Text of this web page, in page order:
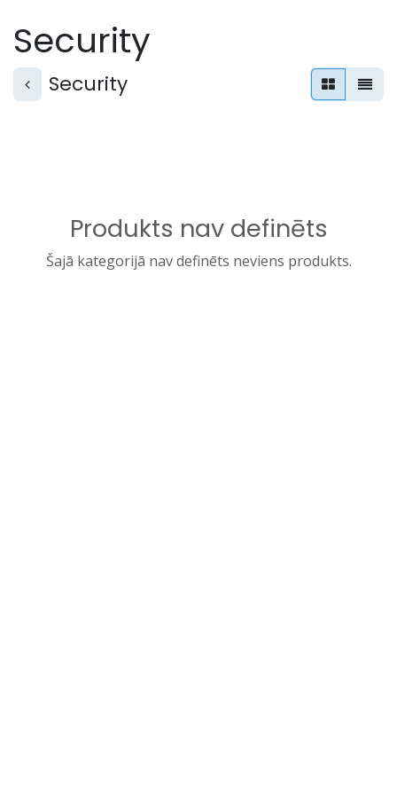
Security
Security
Produkts nav definēts
Šajā kategorijā nav definēts neviens produkts.